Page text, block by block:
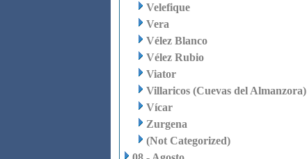
Velefique
Vera
Vélez Blanco
Vélez Rubio
Viator
Villaricos (Cuevas del Almanzora)
Vícar
Zurgena
(Not Categorized)